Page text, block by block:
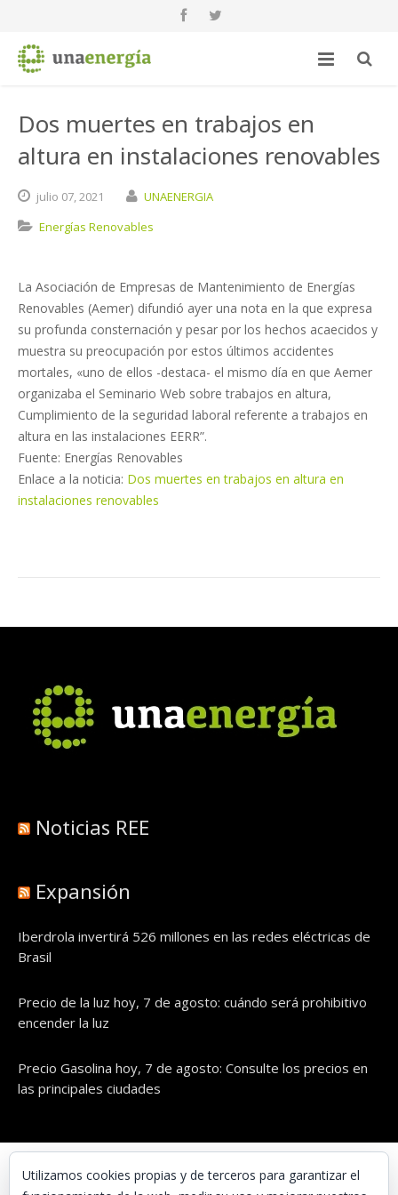
Dos muertes en trabajos en
altura en instalaciones renovables
julio 07,2021
UNAENERGIA
Energías Renovables
La Asociación de Empresas de Mantenimiento de Energías
Renovables (Aemer) difundió ayer una nota en la que expresa
su profunda consternación y pesar por los hechos acaecidos y
muestra su preocupación por estos últimos accidentes
mortales, «uno de ellos -destaca- el mismo día en que Aemer
organizaba el Seminario Web sobre trabajos en altura,
Cumplimiento de la seguridad laboral referente a trabajos en
altura en las instalaciones EERR”.
Fuente: Energías Renovables
Enlace a la noticia: Dos muertes en trabajos en altura en
instalaciones renovables
Noticias REE
Expansión
Iberdrola invertirá 526 millones en las redes eléctricas de
Brasil
Precio de la luz hoy, 7 de agosto: cuándo será prohibitivo
encender la luz
Precio Gasolina hoy, 7 de agosto: Consulte los precios en
las principales ciudades
© UNAENERGÍA, S.L.
Utilizamos cookies propias y de terceros para garantizar el